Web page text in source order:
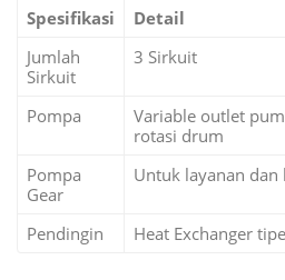
Spesifikasi
Detail
Jumlah
Sirkuit
3 Sirkuit
Pompa
Variable outlet
rotasi drum
Pompa
Gear
Untuk layanan dan
Pendingin Heat Exchanger